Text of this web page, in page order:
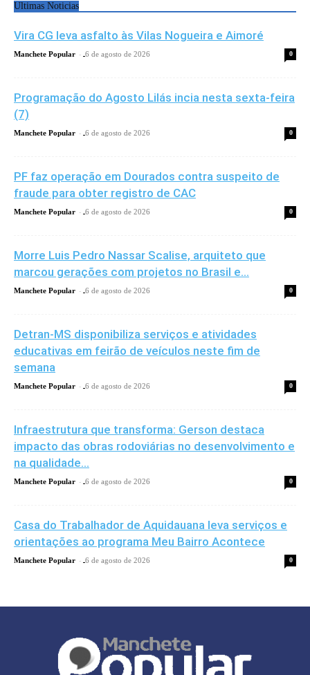
Ultimas Noticias
Vira CG leva asfalto às Vilas Nogueira e Aimoré
Manchete Popular - 6 de agosto de 2026 0
Programação do Agosto Lilás incia nesta sexta-feira
(7)
Manchete Popular - 6 de agosto de 2026 0
PF faz operação em Dourados contra suspeito de
fraude para obter registro de CAC
Manchete Popular - 6 de agosto de 2026 0
Morre Luis Pedro Nassar Scalise, arquiteto que
marcou gerações com projetos no Brasil e...
Manchete Popular - 6 de agosto de 2026 0
Detran-MS disponibiliza serviços e atividades
educativas em feirão de veículos neste fim de
semana
Manchete Popular - 6 de agosto de 2026 0
Infraestrutura que transforma: Gerson destaca
impacto das obras rodoviárias no desenvolvimento e
na qualidade...
Manchete Popular - 6 de agosto de 2026 0
Casa do Trabalhador de Aquidauana leva serviços e
orientações ao programa Meu Bairro Acontece
Manchete Popular - 6 de agosto de 2026 0